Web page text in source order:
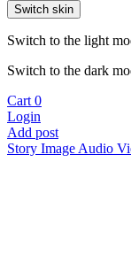
Switch skin
Switch to the light
Switch to the dark
Cart 0
Login
Add post
Story Image Audio